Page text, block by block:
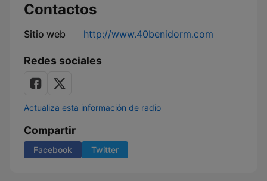
Contactos
Sitio web http://www.40benidorm.com
Redes sociales
Actualiza esta información de radio
Compartir
Facebook Twitter